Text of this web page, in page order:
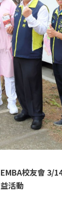
EMBA校友會 3/
益活動